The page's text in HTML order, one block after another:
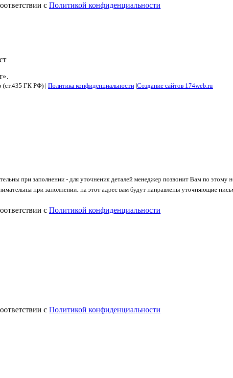
с Политикой конфиденциальности
(ст.435 ГК РФ) | Политика конфиденциальности |Создание сайтов 174web.ru
при заполнении - для уточнения деталей менеджер позвонит Вам по этому
при заполнении: на этот адрес вам будут направлены уточняющие
с Политикой конфиденциальности
с Политикой конфиденциальности